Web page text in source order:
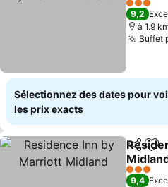
3 Étoiles
9,2
à 1.9
Buffet
Sélectionnez des dates pour
les prix exacts
Partager
3 Étoiles
9,4